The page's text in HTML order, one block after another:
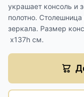
украшает консоль и
полотно.
зеркала. Размер
х137h см.